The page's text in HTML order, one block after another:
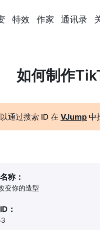
特效 作家 通讯录
如何制作
通过搜索 ID 在 VJump 中
称：
变你的造型
：